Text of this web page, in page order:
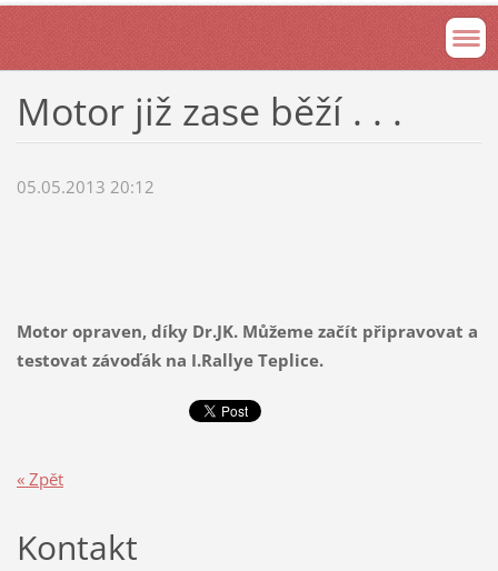
Motor již zase běží . . .
05.05.2013 20:12
Motor opraven, díky Dr.JK. Můžeme začít připravovat a
testovat závoďák na I.Rallye Teplice.
« Zpět
Kontakt